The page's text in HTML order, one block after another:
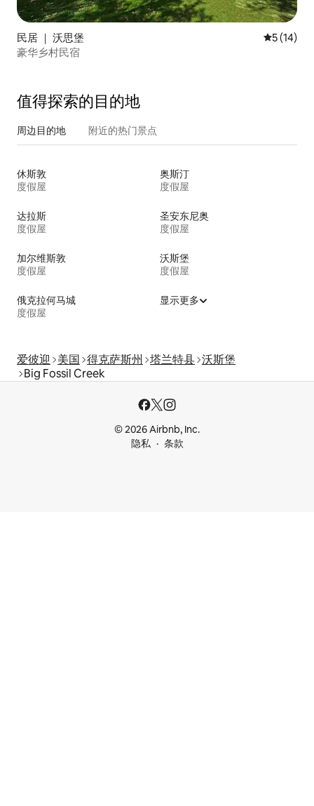
民居 ｜ 沃思堡 平均评分
5 (14)
豪华乡村民宿
值得探索的目的地
周边目的地 附近的热门景点
休斯敦
度假屋
奥斯汀
度假屋
达拉斯
度假屋
圣安东尼奥
度假屋
加尔维斯敦
度假屋
沃斯堡
度假屋
俄克拉何马城
度假屋
显示更多
爱彼迎 美国 得克萨斯州 塔兰特县 沃斯堡
Big Fossil Creek
© 2026 Airbnb, Inc.
隐私
条款